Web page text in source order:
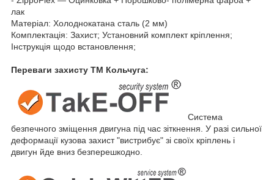
лак
Матеріал: Холоднокатана сталь (2 мм)
Комплектація: Захист; Установний комплект кріплення;
Інструкція щодо встановлення;
Переваги захисту ТМ Кольчуга:
Система
безпечного зміщення двигуна під час зіткнення. У разі сильної
деформації кузова захист "вистрибує" зі своїх кріплень і
двигун йде вниз безперешкодно.